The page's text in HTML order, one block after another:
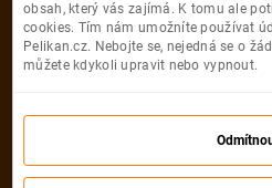
obsah, který vás zajímá. K tomu ale
cookies. Tím nám umožníte používat
Pelikan.cz. Nebojte se, nejedná se o
můžete kdykoli upravit nebo vypnout.